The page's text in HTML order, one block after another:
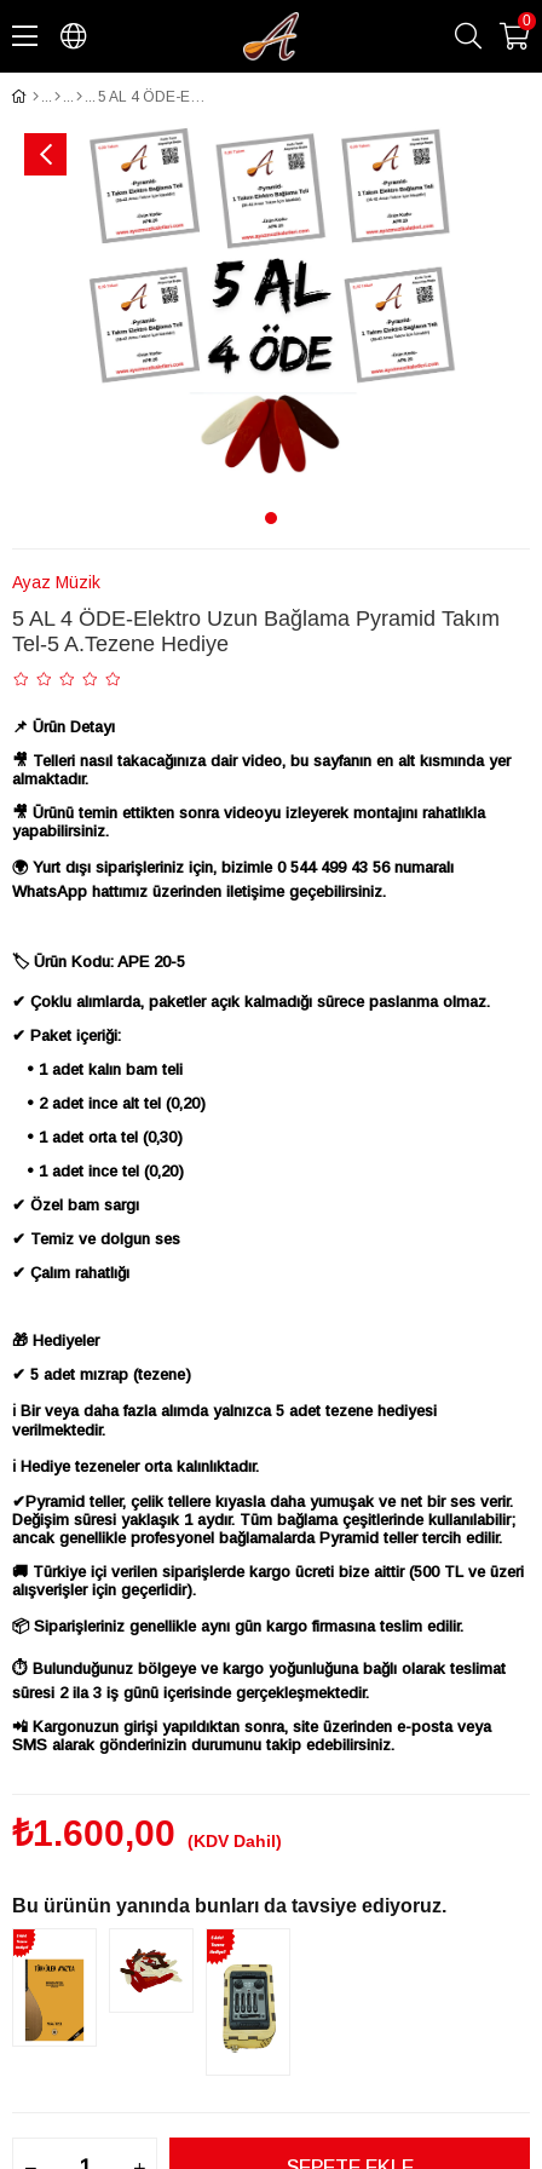
0
5 AL 4 ÖDE-Elektro Uzun Bağlama Pyramid Takım Tel-5 A.Tezene Hediye
Ayaz Müzik
5 AL 4 ÖDE-Elektro Uzun Bağlama Pyramid Takım
Tel-5 A.Tezene Hediye
📌 Ürün Detayı
🎥 Telleri nasıl takacağınıza dair video, bu sayfanın en alt kısmında yer
almaktadır.
🎥 Ürünü temin ettikten sonra videoyu izleyerek montajını rahatlıkla
yapabilirsiniz.
🌍 Yurt dışı siparişleriniz için, bizimle 0 544 499 43 56 numaralı
WhatsApp hattımız üzerinden iletişime geçebilirsiniz.
🏷 Ürün Kodu: APE 20-5
✔ Çoklu alımlarda, paketler açık kalmadığı sürece paslanma olmaz.
✔ Paket içeriği:
• 1 adet kalın bam teli
• 2 adet ince alt tel (0,20)
• 1 adet orta tel (0,30)
• 1 adet ince tel (0,20)
✔ Özel bam sargı
✔ Temiz ve dolgun ses
✔ Çalım rahatlığı
🎁 Hediyeler
✔ 5 adet mızrap (tezene)
ℹ️ Bir veya daha fazla alımda yalnızca 5 adet tezene hediyesi
verilmektedir.
ℹ️ Hediye tezeneler orta kalınlıktadır.
✔Pyramid teller, çelik tellere kıyasla daha yumuşak ve net bir ses verir.
Değişim süresi yaklaşık 1 aydır. Tüm bağlama çeşitlerinde kullanılabilir;
ancak genellikle profesyonel bağlamalarda Pyramid teller tercih edilir.
🚚 Türkiye içi verilen siparişlerde kargo ücreti bize aittir (500 TL ve üzeri
alışverişler için geçerlidir).
📦 Siparişleriniz genellikle aynı gün kargo firmasına teslim edilir.
⏱ Bulunduğunuz bölgeye ve kargo yoğunluğuna bağlı olarak teslimat
süresi 2 ila 3 iş günü içerisinde gerçekleşmektedir.
📲 Kargonuzun girişi yapıldıktan sonra, site üzerinden e-posta veya
SMS alarak gönderinizin durumunu takip edebilirsiniz.
₺1.600,00 (KDV Dahil)
Bu ürünün yanında bunları da tavsiye ediyoruz.